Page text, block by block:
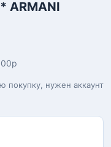
ARMANI
покупку, нужен аккаунт